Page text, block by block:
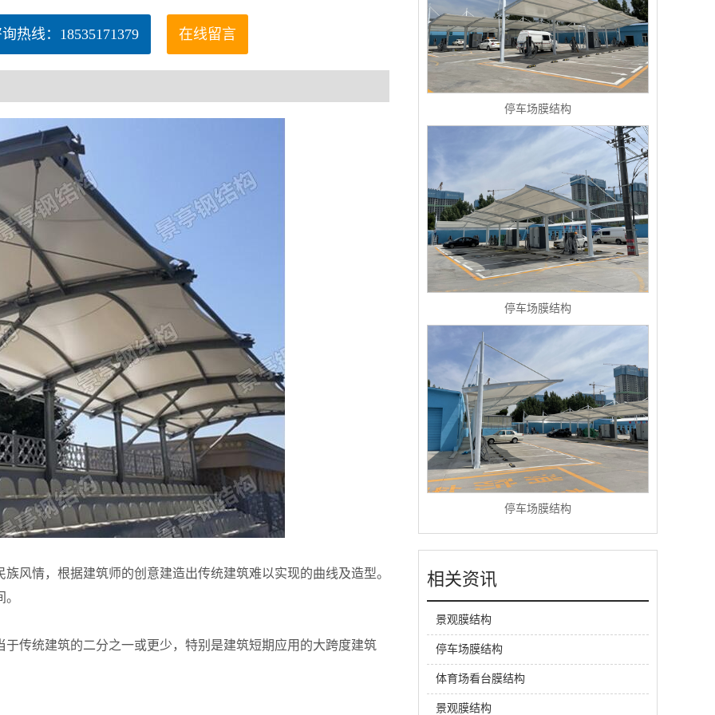
热线：18535171379 在线留言
风情，根据建筑师的创意建造出传统建筑难以实现的曲线及造型。
传统建筑的二分之一或更少，特别是建筑短期应用的大跨度建筑
停车场膜结构
停车场膜结构
停车场膜结构
相关资讯
景观膜结构
停车场膜结构
体育场看台膜结构
景观膜结构